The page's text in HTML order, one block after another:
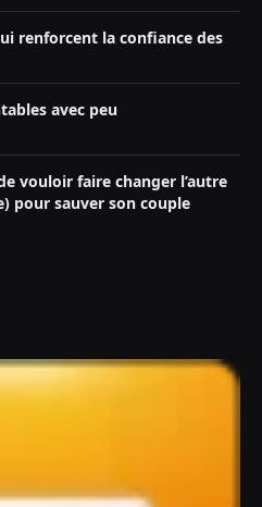
renforcent la confiance des
avec peu
vouloir faire changer l’autre
pour sauver son couple